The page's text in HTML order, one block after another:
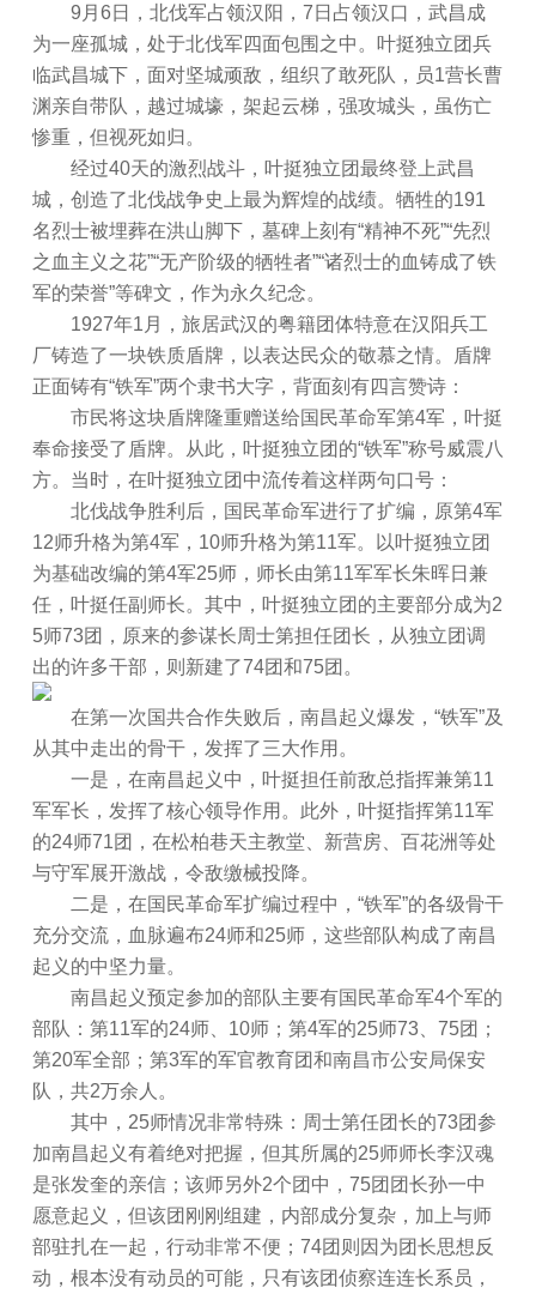
9月6日，北伐军占领汉阳，7日占领汉口，武昌成
为一座孤城，处于北伐军四面包围之中。叶挺独立团兵
临武昌城下，面对坚城顽敌，组织了敢死队，员1营长曹
渊亲自带队，越过城壕，架起云梯，强攻城头，虽伤亡
惨重，但视死如归。
经过40天的激烈战斗，叶挺独立团最终登上武昌
城，创造了北伐战争史上最为辉煌的战绩。牺牲的191
名烈士被埋葬在洪山脚下，墓碑上刻有“精神不死”“先烈
之血主义之花”“无产阶级的牺牲者”“诸烈士的血铸成了铁
军的荣誉”等碑文，作为永久纪念。
1927年1月，旅居武汉的粤籍团体特意在汉阳兵工
厂铸造了一块铁质盾牌，以表达民众的敬慕之情。盾牌
正面铸有“铁军”两个隶书大字，背面刻有四言赞诗：
市民将这块盾牌隆重赠送给国民革命军第4军，叶挺
奉命接受了盾牌。从此，叶挺独立团的“铁军”称号威震八
方。当时，在叶挺独立团中流传着这样两句口号：
北伐战争胜利后，国民革命军进行了扩编，原第4军
12师升格为第4军，10师升格为第11军。以叶挺独立团
为基础改编的第4军25师，师长由第11军军长朱晖日兼
任，叶挺任副师长。其中，叶挺独立团的主要部分成为2
5师73团，原来的参谋长周士第担任团长，从独立团调
出的许多干部，则新建了74团和75团。
在第一次国共合作失败后，南昌起义爆发，“铁军”及
从其中走出的骨干，发挥了三大作用。
一是，在南昌起义中，叶挺担任前敌总指挥兼第11
军军长，发挥了核心领导作用。此外，叶挺指挥第11军
的24师71团，在松柏巷天主教堂、新营房、百花洲等处
与守军展开激战，令敌缴械投降。
二是，在国民革命军扩编过程中，“铁军”的各级骨干
充分交流，血脉遍布24师和25师，这些部队构成了南昌
起义的中坚力量。
南昌起义预定参加的部队主要有国民革命军4个军的
部队：第11军的24师、10师；第4军的25师73、75团；
第20军全部；第3军的军官教育团和南昌市公安局保安
队，共2万余人。
其中，25师情况非常特殊：周士第任团长的73团参
加南昌起义有着绝对把握，但其所属的25师师长李汉魂
是张发奎的亲信；该师另外2个团中，75团团长孙一中
愿意起义，但该团刚刚组建，内部成分复杂，加上与师
部驻扎在一起，行动非常不便；74团则因为团长思想反
动，根本没有动员的可能，只有该团侦察连连长系员，